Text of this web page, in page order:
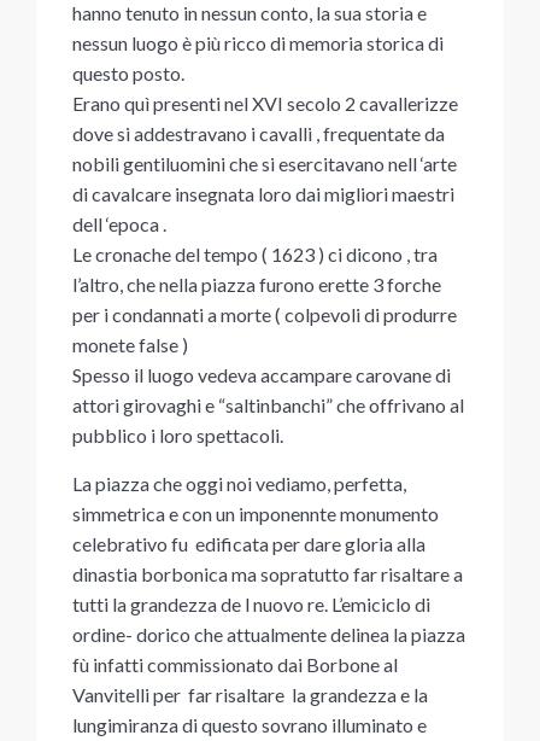
hanno tenuto in nessun conto, la sua storia e
nessun luogo è più ricco di memoria storica di
questo posto.
Erano quì presenti nel XVI secolo 2 cavallerizze
dove si addestravano i cavalli , frequentate da
nobili gentiluomini che si esercitavano nell ‘arte
di cavalcare insegnata loro dai migliori maestri
dell ‘epoca .
Le cronache del tempo ( 1623 ) ci dicono , tra
l’altro, che nella piazza furono erette 3 forche
per i condannati a morte ( colpevoli di produrre
monete false )
Spesso il luogo vedeva accampare carovane di
attori girovaghi e “saltinbanchi” che offrivano al
pubblico i loro spettacoli.
La piazza che oggi noi vediamo, perfetta,
simmetrica e con un imponennte monumento
celebrativo fu edificata per dare gloria alla
dinastia borbonica ma sopratutto far risaltare a
tutti la grandezza de l nuovo re. L’emiciclo di
ordine- dorico che attualmente delinea la piazza
fù infatti commissionato dai Borbone al
Vanvitelli per far risaltare la grandezza e la
lungimiranza di questo sovrano illuminato e